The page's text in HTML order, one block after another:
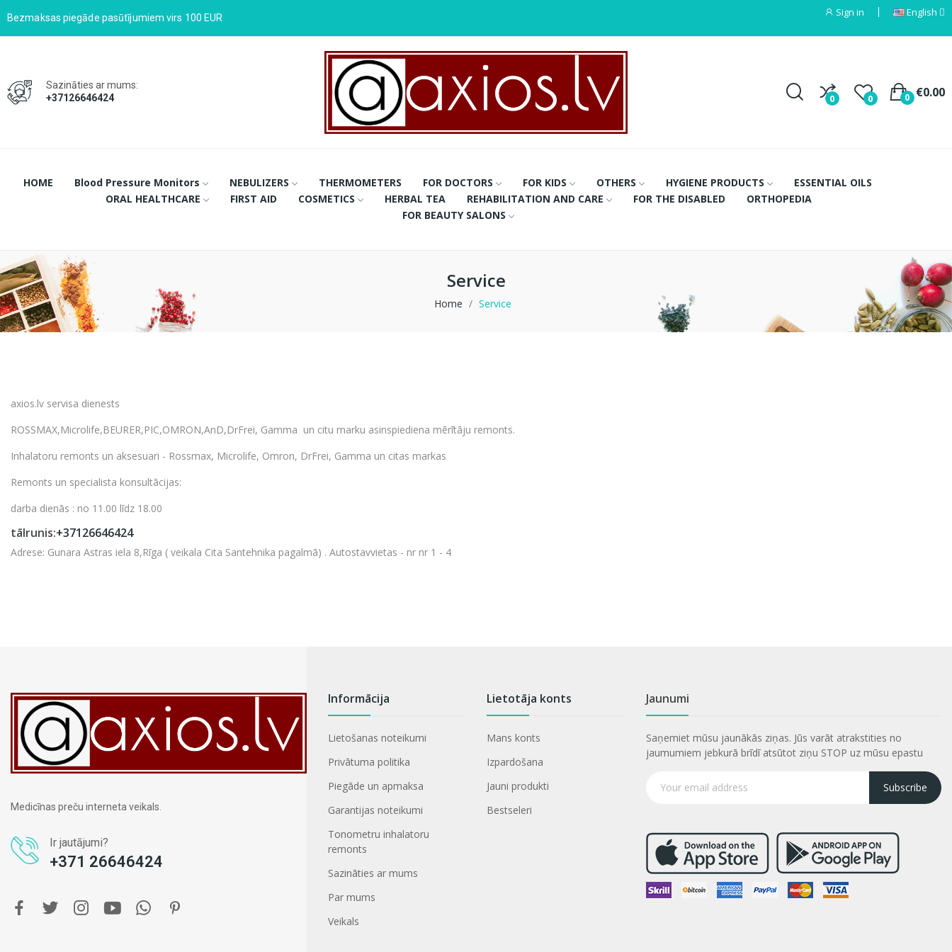
Bezmaksas piegāde pasūtījumiem virs 100 EUR Sign in English
Sazināties ar mums:
+37126646424
0 0 €0.00
0
HOME Blood Pressure Monitors NEBULIZERS THERMOMETERS FOR DOCTORS FOR KIDS OTHERS HYGIENE PRODUCTS
ESSENTIAL OILS
ORAL HEALTHCARE
FIRST AID COSMETICS HERBAL TEA REHABILITATION AND CARE FOR THE DISABLED
ORTHOPEDIA
FOR BEAUTY SALONS
Service
Home Service
axios.lv servisa dienests
ROSSMAX,Microlife,BEURER,PIC,OMRON,AnD,DrFrei, Gamma un citu marku asinspiediena mērītāju remonts.
Inhalatoru remonts un aksesuari - Rossmax, Microlife, Omron, DrFrei, Gamma un citas markas
Remonts un specialista konsultācijas:
darba dienās : no 11.00 līdz 18.00
tālrunis:+37126646424
Adrese: Gunara Astras iela 8,Rīga ( veikala Cita Santehnika pagalmā) . Autostavvietas - nr nr 1 - 4
Medicīnas preču interneta veikals.
Ir jautājumi?
+371 26646424
Informācija
Lietošanas noteikumi
Privātuma politika
Piegāde un apmaksa
Garantijas noteikumi
Tonometru inhalatoru
remonts
Sazināties ar mums
Par mums
Veikals
Lietotāja konts
Mans konts
Izpardošana
Jauni produkti
Bestseleri
Jaunumi
Saņemiet mūsu jaunākās ziņas. Jūs varāt atrakstities no
jaumumiem jebkurā brīdī atsūtot ziņu STOP uz mūsu epastu
Subscribe